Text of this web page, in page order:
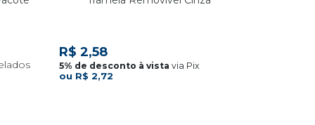
R$ 2,72
R$ 2,58
via Pix